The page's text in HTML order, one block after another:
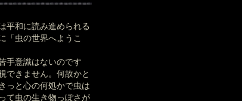
平和に読み進められる
「虫の世界へようこ
手意識はないのです
できません。何故かと
っと心の何処かで虫は
て虫の生き物っぽさが